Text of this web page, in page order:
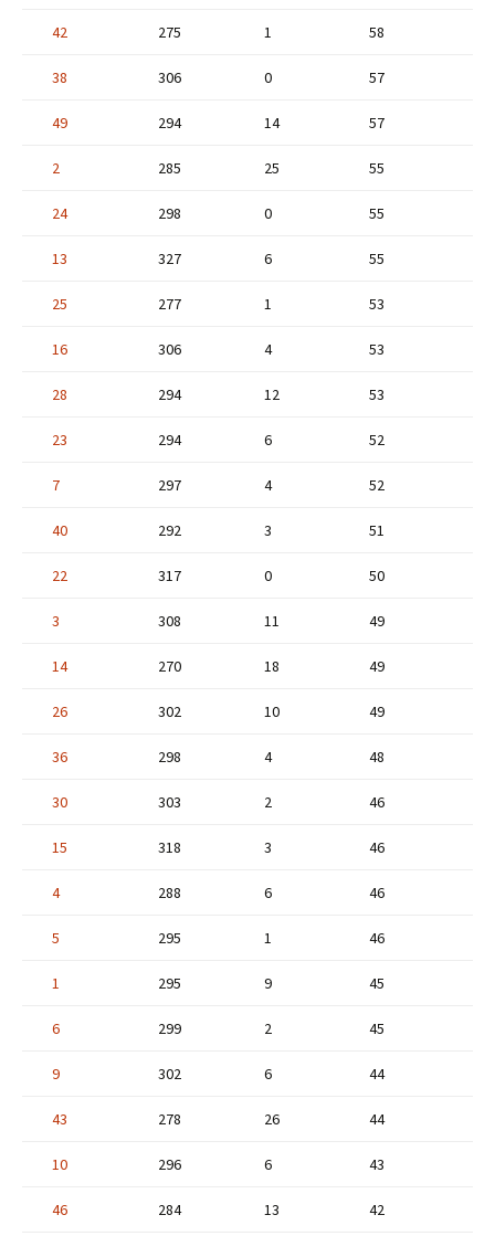
42 275 1 58
38 306 0 57
49 294 14 57
2 285 25 55
24 298 0 55
13 327 6 55
25 277 1 53
16 306 4 53
28 294 12 53
23 294 6 52
7 297 4 52
40 292 3 51
22 317 0 50
3 308 11 49
14 270 18 49
26 302 10 49
36 298 4 48
30 303 2 46
15 318 3 46
4 288 6 46
5 295 1 46
1 295 9 45
6 299 2 45
9 302 6 44
43 278 26 44
10 296 6 43
46 284 13 42